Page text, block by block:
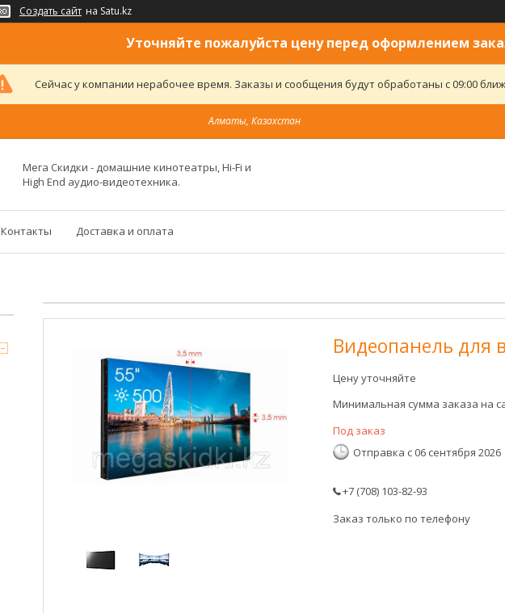
Создать сайт на Satu.kz
Уточняйте пожалуйста цену перед оформлением
Сейчас у компании нерабочее время. Заказы и сообщения будут обработаны с 09:00
Алматы, Казахстан
Мега Скидки - домашние кинотеатры, Hi-Fi и
High End аудио-видеотехника.
Контакты Доставка и оплата
Видеопанель для
Цену уточняйте
Минимальная сумма заказа на
Под заказ
Отправка с 06 сентября 2026
+7 (708) 103-82-93
Заказ только по телефону